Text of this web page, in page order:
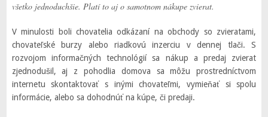
všetko jednoduchšie. Platí to aj o samotnom nákupe zvierat.
V minulosti boli chovatelia odkázaní na obchody so zvieratami,
chovateľské burzy alebo riadkovú inzerciu v dennej tlači. S
rozvojom informačných technológií sa nákup a predaj zvierat
zjednodušil, aj z pohodlia domova sa môžu prostredníctvom
internetu skontaktovať s inými chovateľmi, vymieňať si spolu
informácie, alebo sa dohodnúť na kúpe, či predaji.